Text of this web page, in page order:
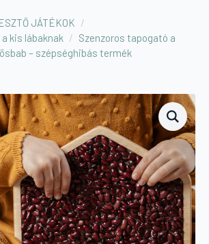
JÁTÉKOK
kis lábaknak
Szenzoros tapogató a
– szépséghibás termék